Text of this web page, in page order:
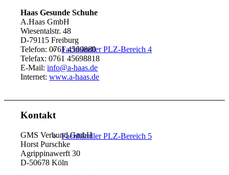
Fachhändler PLZ-Bereich 4
Fachhändler PLZ-Bereich 5
Haas Gesunde Schuhe
A.Haas GmbH
Wiesentalstr. 48
D-79115 Freiburg
Telefon: 0761 4569880
Telefax: 0761 45698818
E-Mail:info@a-haas.de
Internet:www.a-haas.de
Kontakt
GMS Verbund GmbH
Horst Purschke
Agrippinawerft 30
D-50678 Köln